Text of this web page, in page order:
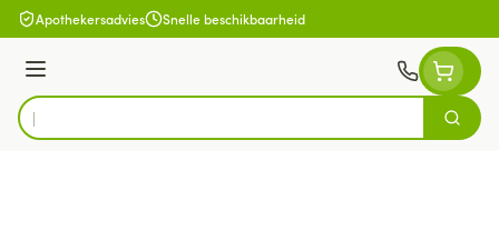
Ga naar de inhoud
Apothekersadvies Snelle beschikbaarheid
Menu
Product, merk, categorie...
Zoek